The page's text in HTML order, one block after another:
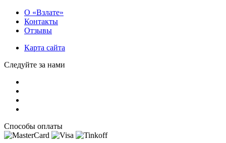
О «Взлате»
Контакты
Отзывы
Карта сайта
Следуйте за нами
Способы оплаты